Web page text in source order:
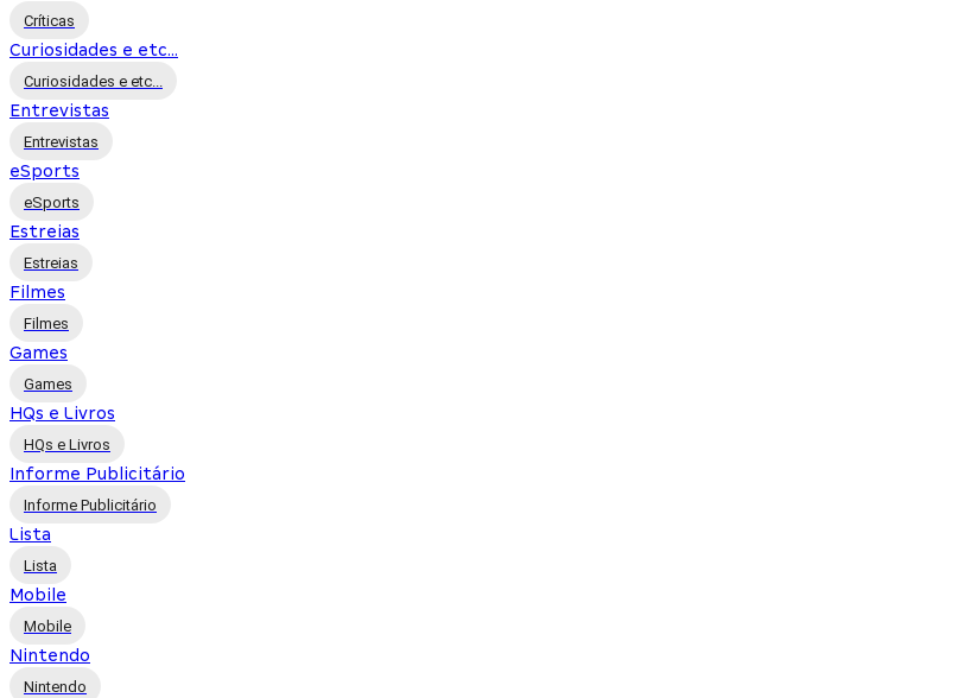
Críticas
Curiosidades e etc...
Curiosidades e etc...
Entrevistas
Entrevistas
eSports
eSports
Estreias
Estreias
Filmes
Filmes
Games
Games
HQs e Livros
HQs e Livros
Informe Publicitário
Informe Publicitário
Lista
Lista
Mobile
Mobile
Nintendo
Nintendo